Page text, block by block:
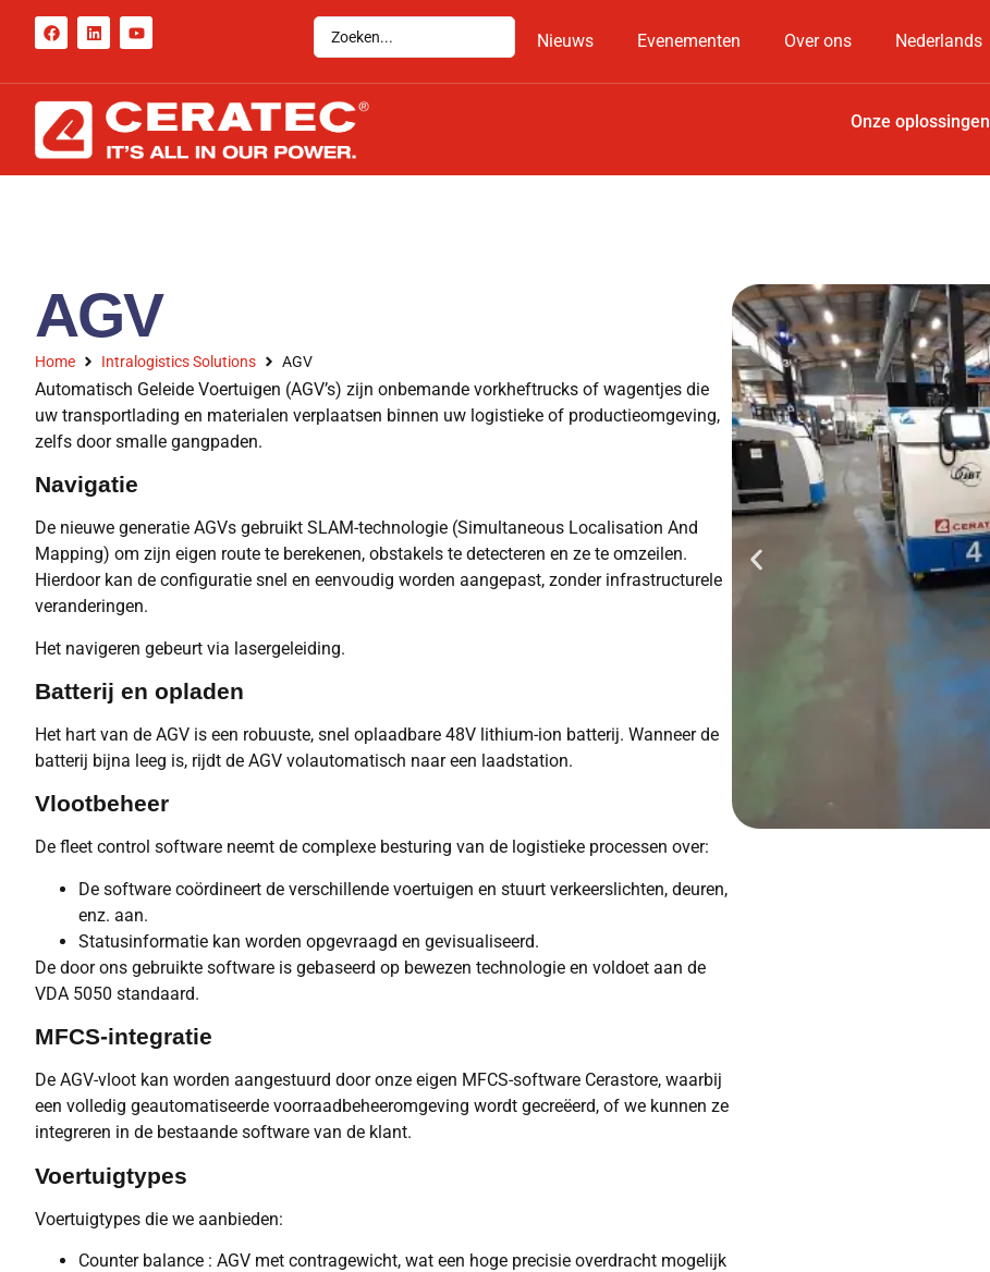
Nieuws Evenementen Over ons Nederlands
Onze oplossingen
AGV
Home Intralogistics Solutions AGV
Automatisch Geleide Voertuigen (AGV’s) zijn onbemande vorkheftrucks of wagentjes die
uw transportlading en materialen verplaatsen binnen uw logistieke of productieomgeving,
zelfs door smalle gangpaden.
Navigatie
De nieuwe generatie AGVs gebruikt SLAM-technologie (Simultaneous Localisation And
Mapping) om zijn eigen route te berekenen, obstakels te detecteren en ze te omzeilen.
Hierdoor kan de configuratie snel en eenvoudig worden aangepast, zonder infrastructurele
veranderingen.
Het navigeren gebeurt via lasergeleiding.
Batterij en opladen
Het hart van de AGV is een robuuste, snel oplaadbare 48V lithium-ion batterij. Wanneer de
batterij bijna leeg is, rijdt de AGV volautomatisch naar een laadstation.
Vlootbeheer
De fleet control software neemt de complexe besturing van de logistieke processen over:
De software coördineert de verschillende voertuigen en stuurt verkeerslichten, deuren,
enz. aan.
Statusinformatie kan worden opgevraagd en gevisualiseerd.
De door ons gebruikte software is gebaseerd op bewezen technologie en voldoet aan de
VDA 5050 standaard.
MFCS-integratie
De AGV-vloot kan worden aangestuurd door onze eigen MFCS-software Cerastore, waarbij
een volledig geautomatiseerde voorraadbeheeromgeving wordt gecreëerd, of we kunnen ze
integreren in de bestaande software van de klant.
Voertuigtypes
Voertuigtypes die we aanbieden:
Counter balance : AGV met contragewicht, wat een hoge precisie overdracht mogelijk